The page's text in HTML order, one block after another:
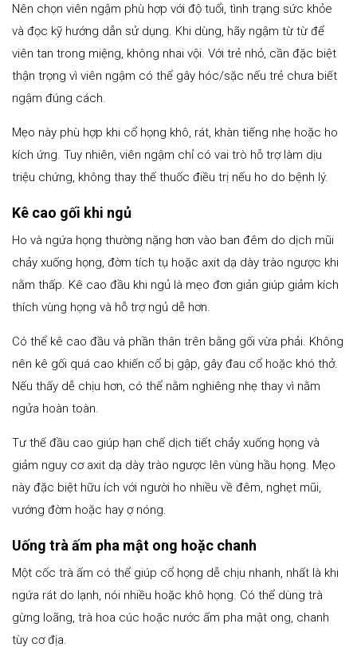
Nên chọn viên ngậm phù hợp với độ tuổi, tình trạng sức khỏe
và đọc kỹ hướng dẫn sử dụng. Khi dùng, hãy ngậm từ từ để
viên tan trong miệng, không nhai vội. Với trẻ nhỏ, cần đặc biệt
thận trọng vì viên ngậm có thể gây hóc/sặc nếu trẻ chưa biết
ngậm đúng cách.
Mẹo này phù hợp khi cổ họng khô, rát, khàn tiếng nhẹ hoặc ho
kích ứng. Tuy nhiên, viên ngậm chỉ có vai trò hỗ trợ làm dịu
triệu chứng, không thay thế thuốc điều trị nếu ho do bệnh lý.
Kê cao gối khi ngủ
Ho và ngứa họng thường nặng hơn vào ban đêm do dịch mũi
chảy xuống họng, đờm tích tụ hoặc axit dạ dày trào ngược khi
nằm thấp. Kê cao đầu khi ngủ là mẹo đơn giản giúp giảm kích
thích vùng họng và hỗ trợ ngủ dễ hơn.
Có thể kê cao đầu và phần thân trên bằng gối vừa phải. Không
nên kê gối quá cao khiến cổ bị gập, gây đau cổ hoặc khó thở.
Nếu thấy dễ chịu hơn, có thể nằm nghiêng nhẹ thay vì nằm
ngửa hoàn toàn.
Tư thế đầu cao giúp hạn chế dịch tiết chảy xuống họng và
giảm nguy cơ axit dạ dày trào ngược lên vùng hầu họng. Mẹo
này đặc biệt hữu ích với người ho nhiều về đêm, nghẹt mũi,
vướng đờm hoặc hay ợ nóng.
Uống trà ấm pha mật ong hoặc chanh
Một cốc trà ấm có thể giúp cổ họng dễ chịu nhanh, nhất là khi
ngứa rát do lạnh, nói nhiều hoặc khô họng. Có thể dùng trà
gừng loãng, trà hoa cúc hoặc nước ấm pha mật ong, chanh
tùy cơ địa.